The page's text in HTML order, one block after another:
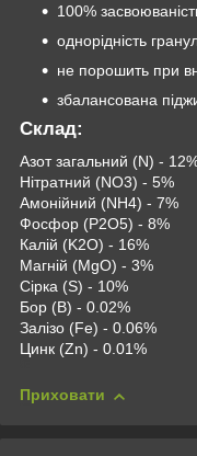
100%
однорідність
не порошить при
збалансована
Склад:
Азот загальний (N) -
Нітратний (NO3) - 5%
Амонійний (NH4) - 7%
Фосфор (P2O5) - 8%
Калій (K2O) - 16%
Магній (MgO) - 3%
Сірка (S) - 10%
Бор (B) - 0.02%
Залізо (Fe) - 0.06%
Цинк (Zn) - 0.01%
Приховати